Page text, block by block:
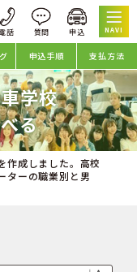
NAVI
申込手順 支払方法
学校
る
作成しました。高校
ターの職業別と男